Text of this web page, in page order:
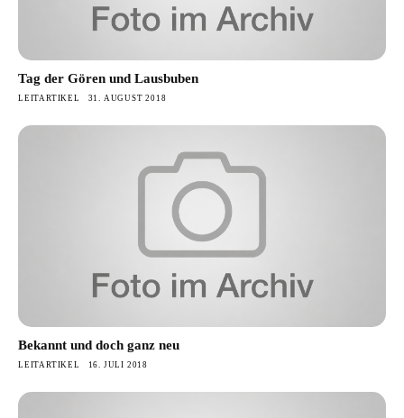
Tag der Gören und Lausbuben
LEITARTIKEL 31. AUGUST 2018
Bekannt und doch ganz neu
LEITARTIKEL 16. JULI 2018